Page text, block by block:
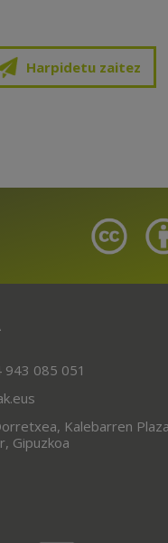
Harpidetu zaitez
943 085 051
Kalebarren
Gipuzkoa